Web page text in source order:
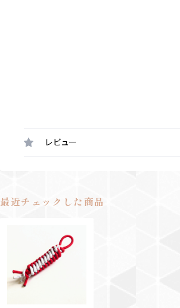
レビュー
最近チェックした商品